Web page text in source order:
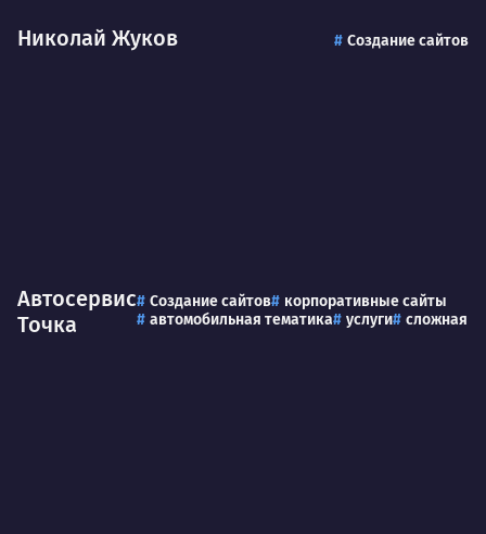
Николай Жуков Создание сайтов
Автосервис
Точка
Создание сайтов
корпоративные сайты
автомобильная тематика
услуги сложная